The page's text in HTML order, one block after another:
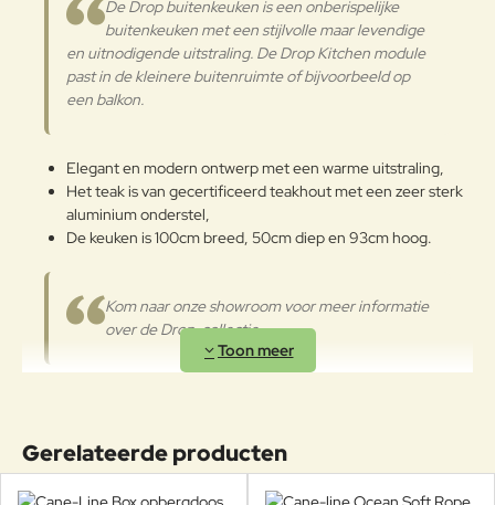
De Drop buitenkeuken is een onberispelijke
buitenkeuken met een stijlvolle maar levendige
en uitnodigende uitstraling. De Drop Kitchen module
past in de kleinere buitenruimte of bijvoorbeeld op
een balkon.
Elegant en modern ontwerp met een warme uitstraling,
Het teak is van gecertificeerd teakhout met een zeer sterk
aluminium onderstel,
De keuken is 100cm breed, 50cm diep en 93cm hoog.
Kom naar onze showroom voor meer informatie
over de Drop-collectie.
Gerelateerde producten